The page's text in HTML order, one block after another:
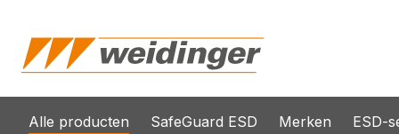
Alle producten SafeGuard ESD Merken ESD-